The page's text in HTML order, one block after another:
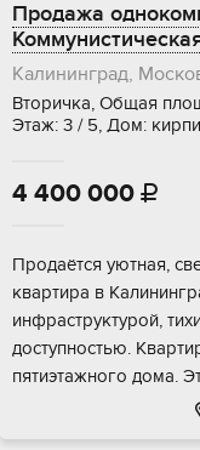
Продажа
Калининград,
Вторичка, Общая
Этаж: 3 / 5, Дом:
4 400 000 
Продаётся уютная,
квартира в
инфраструктурой,
доступностью.
пятиэтажного дома.